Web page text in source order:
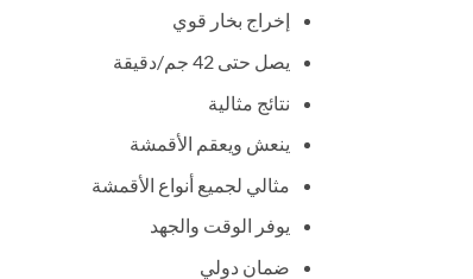
إخراج بخار قوي
يصل حتى 42 جم/دقيقة
نتائج مثالية
ينعش ويعقم الأقمشة
مثالي لجميع أنواع الأقمشة
يوفر الوقت والجهد
ضمان دولي